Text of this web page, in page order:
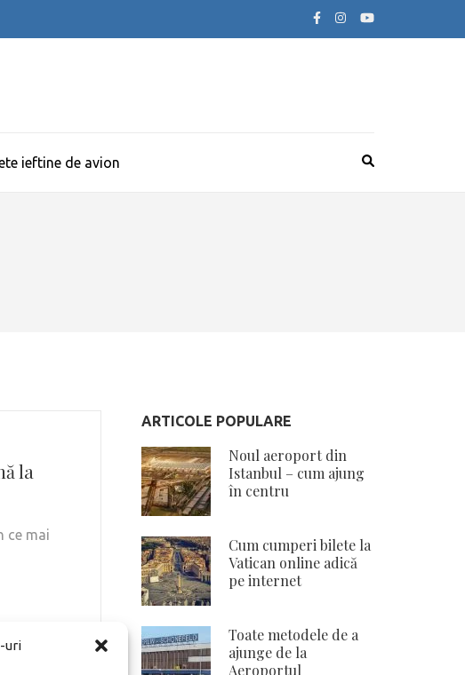
uri
ieftine de avion
la
ce mai
ARTICOLE POPULARE
Noul aeroport din
Istanbul – cum ajung
în centru
Cum cumperi bilete la
Vatican online adică
pe internet
Toate metodele de a
ajunge de la
Aeroportul